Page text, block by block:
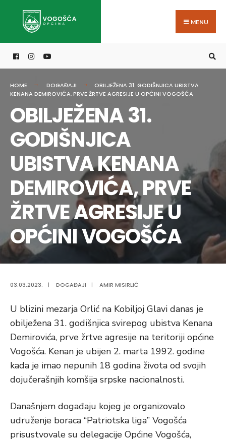
MENU
HOME DOGAĐAJI
OBILJEŽENA 31. GODIŠNJICA UBISTVA
KENANA DEMIROVIĆA, PRVE ŽRTVE AGRESIJE U OPĆINI VOGOŠĆA
OBILJEŽENA 31.
GODIŠNJICA
UBISTVA KENANA
DEMIROVIĆA, PRVE
ŽRTVE AGRESIJE U
OPĆINI VOGOŠĆA
03.03.2023. | DOGAĐAJI | AMIR MISIRLIĆ
U blizini mezarja Orlić na Kobiljoj Glavi danas je
obilježena 31. godišnjica svirepog ubistva Kenana
Demirovića, prve žrtve agresije na teritoriji općine
Vogošća. Kenan je ubijen 2. marta 1992. godine
kada je imao nepunih 18 godina života od svojih
dojučerašnjih komšija srpske nacionalnosti.
Današnjem događaju kojeg je organizovalo
udruženje boraca “Patriotska liga” Vogošća
prisustvovale su delegacije Općine Vogošća,
for: